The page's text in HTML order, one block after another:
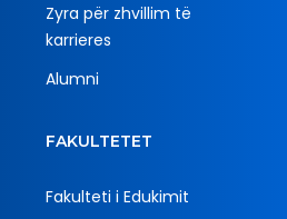
Zyra për zhvillim të
karrieres
Alumni
FAKULTETET
Fakulteti i Edukimit